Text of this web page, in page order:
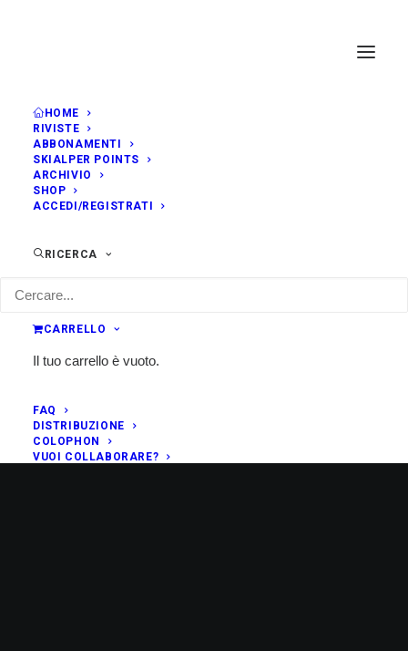
HOME
RIVISTE
ABBONAMENTI
SKIALPER POINTS
ARCHIVIO
SHOP
ACCEDI/REGISTRATI
RICERCA
CARRELLO
Il tuo carrello è vuoto.
FAQ
DISTRIBUZIONE
COLOPHON
VUOI COLLABORARE?